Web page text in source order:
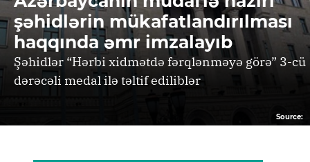
şəhidlərin mükafatlandırılması
haqqında əmr imzalayıb
Şəhidlər “Hərbi xidmətdə fərqlənməyə görə” 3-cü
dərəcəli medal ilə təltif ediliblər
Source: